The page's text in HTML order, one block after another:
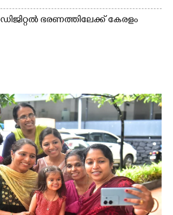
ഡിജിറ്റൽ ഭരണത്തിലേക്ക് കേരളം